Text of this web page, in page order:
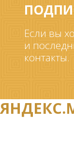
Если вы
и
контакты.